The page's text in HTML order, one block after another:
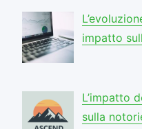
impatto
L’impatto
sulla